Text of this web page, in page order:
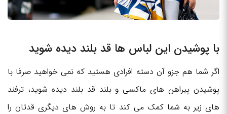
با پوشیدن این لباس ها قد بلند دیده شوید
اگر شما هم جزو آن دسته افرادی هستید که نمی خواهید صرفا با
پوشیدن پیراهن های ماکسی و بلند قد بلند دیده شوید، ترفند
های زیر به شما کمک می کند تا به روش های دیگری قدتان را